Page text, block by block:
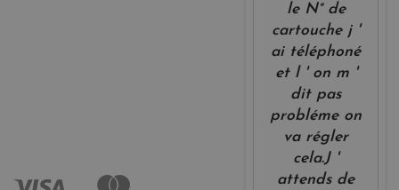
le N° de
cartouche j '
ai téléphoné
et l ' on m '
dit pas
probléme on
va régler
cela.J '
attends de